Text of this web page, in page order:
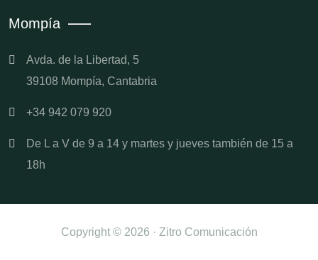
Mompía
Avda. de la Libertad, 5
39108 Mompía, Cantabria
+34 942 079 920
De L a V de 9 a 14 y martes y jueves también de 15 a
18h
Copyright © 2026 · Zitro Comunicación